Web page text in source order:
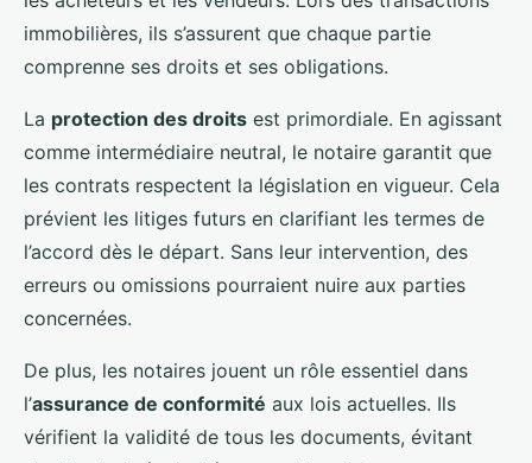
immobilières, ils s’assurent que chaque partie
comprenne ses droits et ses obligations.
La protection des droits est primordiale. En agissant
comme intermédiaire neutral, le notaire garantit que
les contrats respectent la législation en vigueur. Cela
prévient les litiges futurs en clarifiant les termes de
l’accord dès le départ. Sans leur intervention, des
erreurs ou omissions pourraient nuire aux parties
concernées.
De plus, les notaires jouent un rôle essentiel dans
l’assurance de conformité aux lois actuelles. Ils
vérifient la validité de tous les documents, évitant